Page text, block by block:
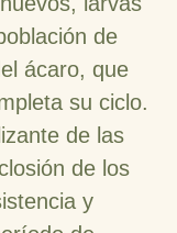
de
ácaro, que
su ciclo.
de las
de los
y